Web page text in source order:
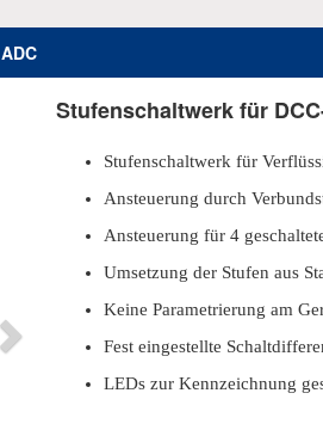
ADC
NextStufenschaltwerk für
Stufenschaltwerk für
Ansteuerung durch
Ansteuerung für 4
Umsetzung der Stufen aus
Keine Parametrierung am
Fest eingestellte
LEDs zur Kennzeichnung